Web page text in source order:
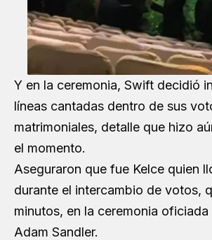
Y en la ceremonia, Swift decidió
líneas cantadas dentro de sus
matrimoniales, detalle que hizo
el momento.
Aseguraron que fue Kelce quien
durante el intercambio de votos,
minutos, en la ceremonia
Adam Sandler.